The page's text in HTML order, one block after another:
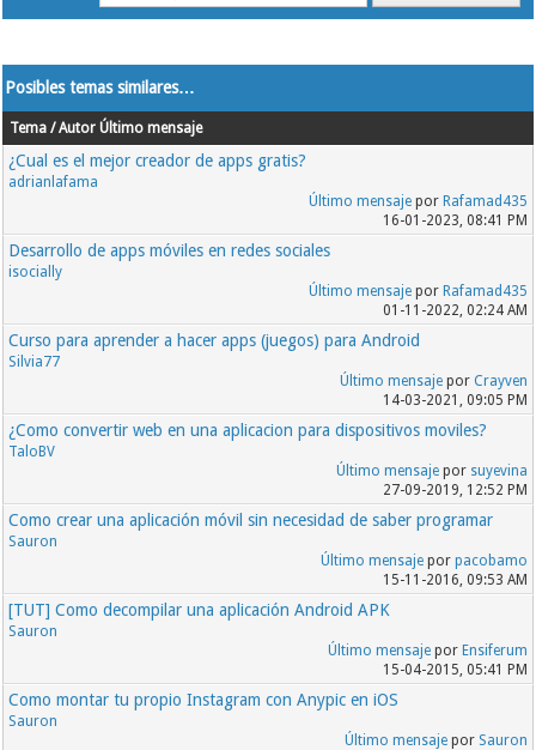
Posibles temas similares…
Tema / Autor Último mensaje
¿Cual es el mejor creador de apps gratis?
adrianlafama
Último mensajepor Rafamad435
16-01-2023, 08:41 PM
Desarrollo de apps móviles en redes sociales
isocially
Último mensajepor Rafamad435
01-11-2022, 02:24 AM
Curso para aprender a hacer apps (juegos) para Android
Silvia77
Último mensajepor Crayven
14-03-2021, 09:05 PM
¿Como convertir web en una aplicacion para dispositivos moviles?
TaloBV
Último mensajepor suyevina
27-09-2019, 12:52 PM
Como crear una aplicación móvil sin necesidad de saber programar
Sauron
Último mensajepor pacobamo
15-11-2016, 09:53 AM
[TUT] Como decompilar una aplicación Android APK
Sauron
Último mensajepor Ensiferum
15-04-2015, 05:41 PM
Como montar tu propio Instagram con Anypic en iOS
Sauron
Último mensajepor Sauron